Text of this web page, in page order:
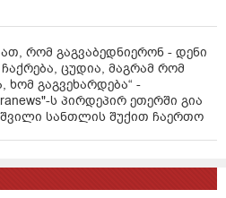
რომ გაგვაბედნიერონ - დენი
ცუდია, მაგრამ რომ
ხომ გაგვეხარდება“ -
ს პირდეპირ ეთერში გია
სანთლის შუქით ჩაერთო